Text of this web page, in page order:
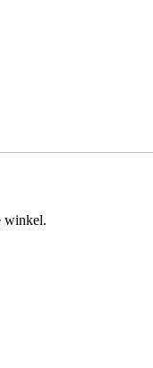
winkel.